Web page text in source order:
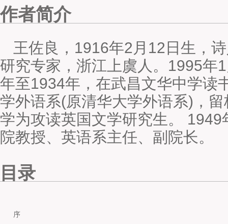
作者简介
王佐良，1916年2月12日生，
研究专家，浙江上虞人。1995年
年至1934年，在武昌文华中学读
学外语系(原清华大学外语系)，
学为攻读英国文学研究生。
院教授、英语系主任、副院长。
目录
序